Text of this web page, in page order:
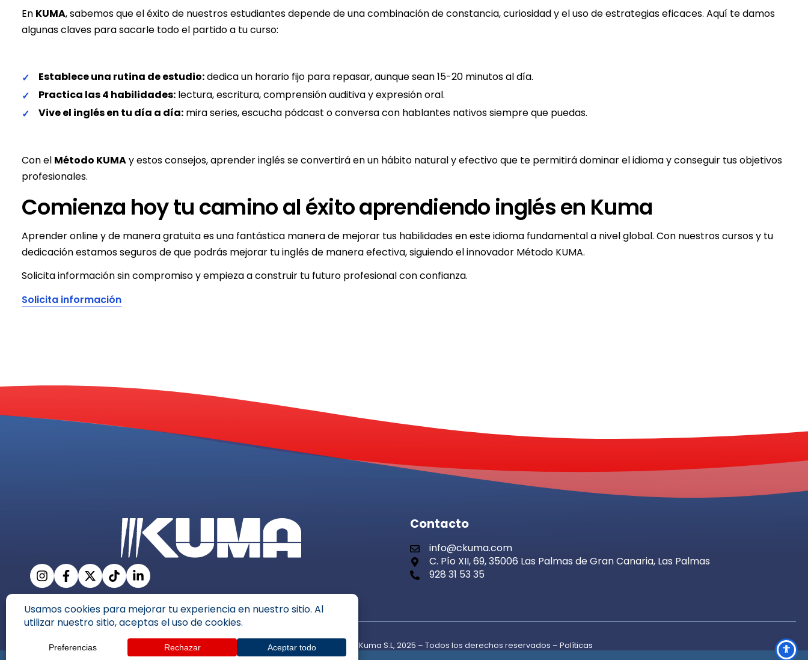
En KUMA, sabemos que el éxito de nuestros estudiantes depende de una combinación de constancia, curiosidad y el uso de estrategias eficaces. Aquí te damos
algunas claves para sacarle todo el partido a tu curso:
Establece una rutina de estudio:dedica un horario fijo para repasar, aunque sean 15-20 minutos al día.
Practica las 4 habilidades: lectura, escritura, comprensión auditiva y expresión oral.
Vive el inglés en tu día a día: mira series, escucha pódcast o conversa con hablantes nativos siempre que puedas.
Con el Método KUMAy estos consejos, aprender inglés se convertirá en un hábito natural y efectivo que te permitirá dominar el idioma y conseguir tus objetivos
profesionales.
Comienza hoy tu camino al éxito aprendiendo inglés en Kuma
Aprender online y de manera gratuita es una fantástica manera de mejorar tus habilidades en este idioma fundamental a nivel global. Con nuestros cursos y tu
dedicación estamos seguros de que podrás mejorar tu inglés de manera efectiva, siguiendo el innovador Método KUMA.
Solicita información sin compromiso y empieza a construir tu futuro profesional con confianza.
Solicita información
Contacto
info@ckuma.com
C. Pío XII, 69, 35006 Las Palmas de Gran Canaria, Las Palmas
928 31 53 35
Copyright © Centro de estudios Kuma S.L, 2025 – Todos los derechos reservados – Políticas